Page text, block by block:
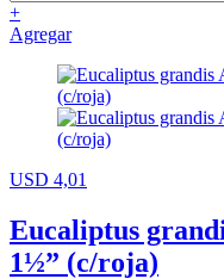
+
Agregar
USD 4,01
Eucaliptus
1½” (c/roja)